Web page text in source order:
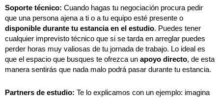
Soporte técnico: Cuando hagas tu negociación procura pedir
que una persona ajena a ti o a tu equipo esté presente o
disponible durante tu estancia en el estudio. Puedes tener
cualquier imprevisto técnico que si se tarda en arreglar puedes
perder horas muy valiosas de tu jornada de trabajo. Lo ideal es
que el espacio que busques te ofrezca un apoyo directo, de esta
manera sentirás que nada malo podrá pasar durante tu estancia.
Partners de estudio: Te lo explicamos con un ejemplo: imagina